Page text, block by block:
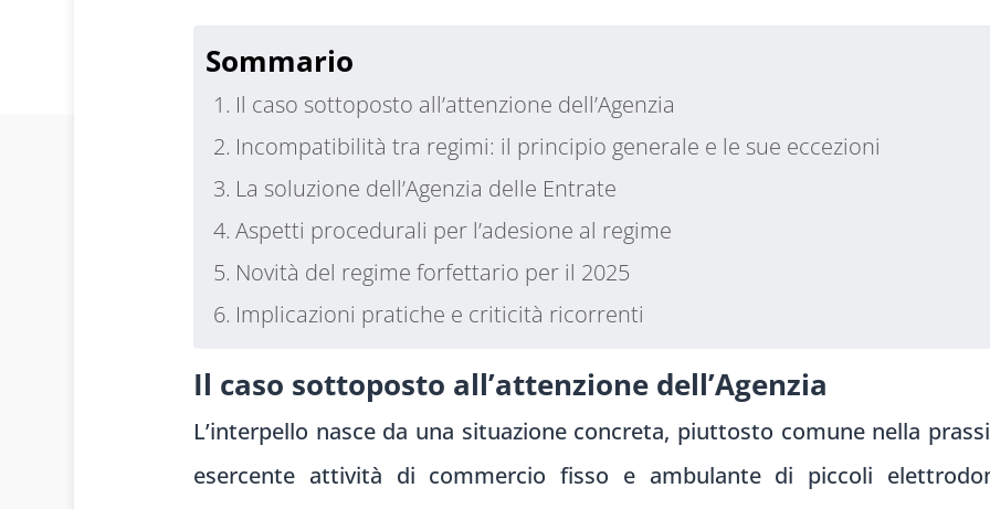
Sommario
Il caso sottoposto all’attenzione dell’Agenzia
Incompatibilità tra regimi: il principio generale e le sue eccezioni
La soluzione dell’Agenzia delle Entrate
Aspetti procedurali per l’adesione al regime
Novità del regime forfettario per il 2025
Implicazioni pratiche e criticità ricorrenti
Il caso sottoposto all’attenzione dell’Agenzia
L’interpello nasce da una situazione concreta, piuttosto comune nella
esercente attività di commercio fisso e ambulante di piccoli